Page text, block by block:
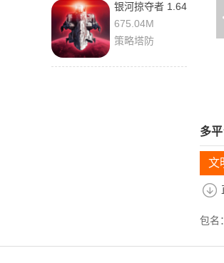
银河掠夺者 1.64
安卓版
675.04M
策略塔防
多
文
包名